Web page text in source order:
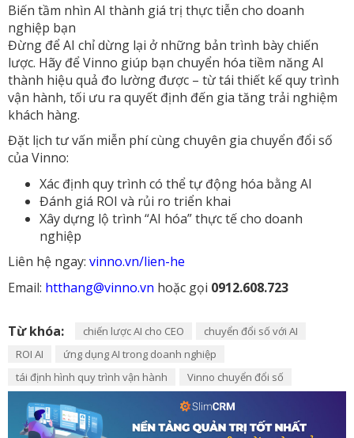
Biến tầm nhìn AI thành giá trị thực tiễn cho doanh
nghiệp bạn
Đừng để AI chỉ dừng lại ở những bản trình bày chiến
lược. Hãy để Vinno giúp bạn chuyển hóa tiềm năng AI
thành hiệu quả đo lường được – từ tái thiết kế quy trình
vận hành, tối ưu ra quyết định đến gia tăng trải nghiệm
khách hàng.
Đặt lịch tư vấn miễn phí cùng chuyên gia chuyển đổi số
của Vinno:
Xác định quy trình có thể tự động hóa bằng AI
Đánh giá ROI và rủi ro triển khai
Xây dựng lộ trình “AI hóa” thực tế cho doanh
nghiệp
Liên hệ ngay: vinno.vn/lien-he
Email: htthang@vinno.vn hoặc gọi 0912.608.723
Từ khóa: chiến lược AI cho CEO
chuyển đổi số với AI
ROI AI
ứng dụng AI trong doanh nghiệp
tái định hình quy trình vận hành
Vinno chuyển đổi số